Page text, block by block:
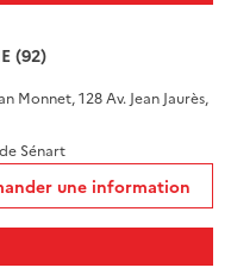
(92)
Monnet, 128 Av. Jean Jaurès,
Sénart
une information